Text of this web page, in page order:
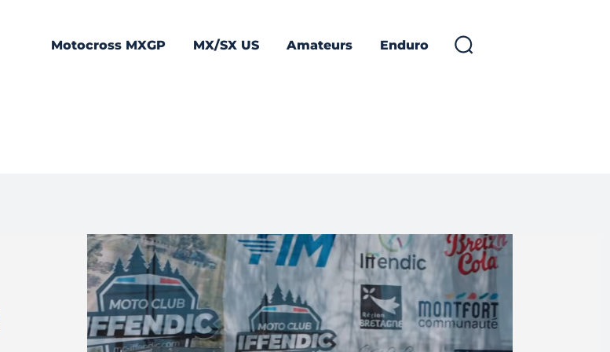
Motocross MXGP MX/SX US Amateurs Enduro